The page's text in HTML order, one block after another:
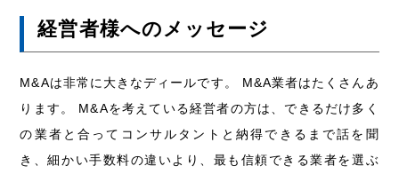
経営者様へのメッセージ
M&Aは非常に大きなディールです。 M&A業者はたくさんあ
ります。 M&Aを考えている経営者の方は、できるだけ多く
の業者と合ってコンサルタントと納得できるまで話を聞
き、細かい手数料の違いより、最も信頼できる業者を選ぶ